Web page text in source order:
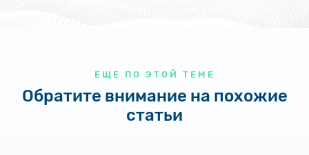
ЕЩЕ ПО ЭТОЙ ТЕМЕ
Обратите внимание на похожие
статьи